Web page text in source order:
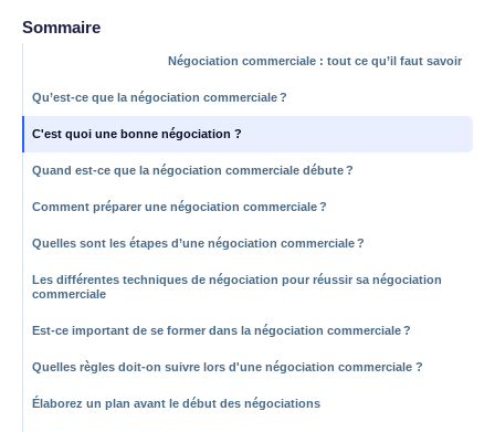
Sommaire
Négociation commerciale : tout ce qu’il faut savoir
Qu’est-ce que la négociation commerciale ?
C'est quoi une bonne négociation ?
Quand est-ce que la négociation commerciale débute ?
Comment préparer une négociation commerciale ?
Quelles sont les étapes d’une négociation commerciale ?
Les différentes techniques de négociation pour réussir sa négociation
commerciale
Est-ce important de se former dans la négociation commerciale ?
Quelles règles doit-on suivre lors d'une négociation commerciale ?
Élaborez un plan avant le début des négociations